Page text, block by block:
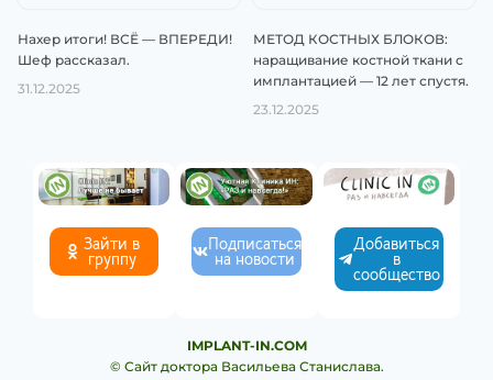
Нахер итоги! ВСЁ — ВПЕРЕДИ!
Шеф рассказал.
31.12.2025
МЕТОД КОСТНЫХ БЛОКОВ:
наращивание костной ткани с
имплантацией — 12 лет спустя.
23.12.2025
Зайти в
группу
Подписаться
на новости
Добавиться
в
сообщество
IMPLANT-IN.COM
© Сайт доктора Васильева Станислава.